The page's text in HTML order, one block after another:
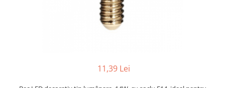
miscare,crepuscular,dulii cu
11,39 Lei